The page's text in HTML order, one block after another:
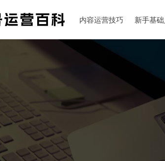
内容运营技巧 新手基